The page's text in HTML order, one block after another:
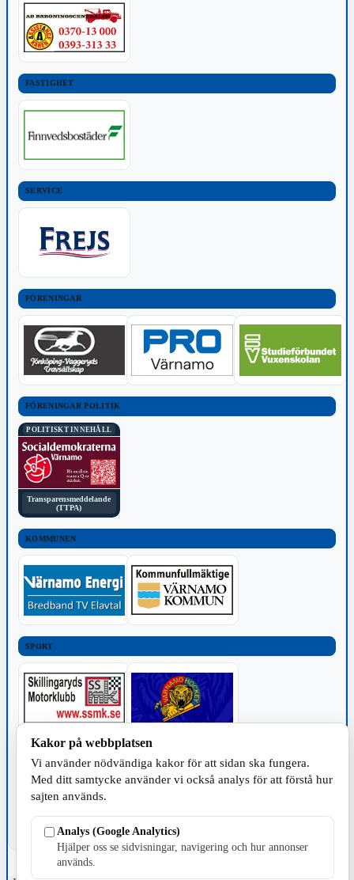
FASTIGHET
SERVICE
FÖRENINGAR
FÖRENINGAR POLITIK
POLITISKT INNEHÅLL
Transparensmeddelande
(TTPA)
KOMMUNEN
SPORT
Kakor på webbplatsen
Vi använder nödvändiga kakor för att sidan ska fungera.
Med ditt samtycke använder vi också analys för att förstå hur
sajten används.
Analys (Google Analytics)
Hjälper oss se sidvisningar, navigering och hur annonser
används.